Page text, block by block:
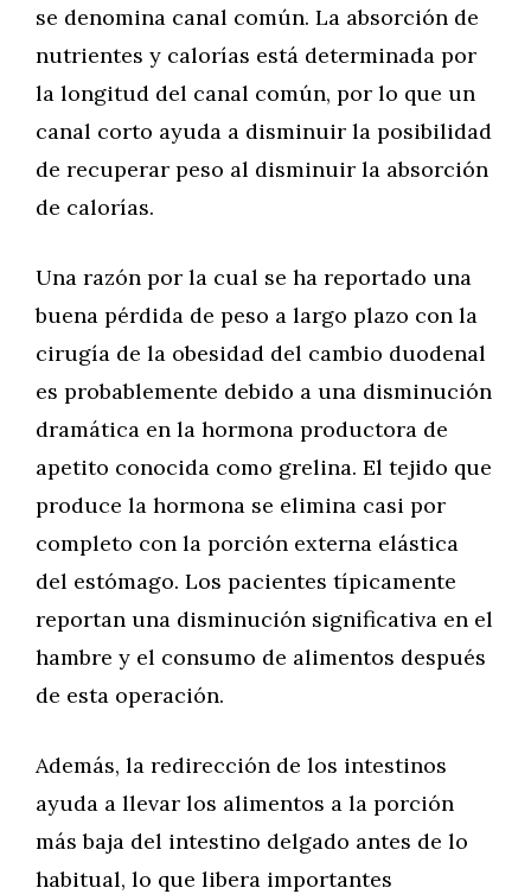
se denomina canal común. La absorción de
nutrientes y calorías está determinada por
la longitud del canal común, por lo que un
canal corto ayuda a disminuir la posibilidad
de recuperar peso al disminuir la absorción
de calorías.
Una razón por la cual se ha reportado una
buena pérdida de peso a largo plazo con la
cirugía de la obesidad del cambio duodenal
es probablemente debido a una disminución
dramática en la hormona productora de
apetito conocida como grelina. El tejido que
produce la hormona se elimina casi por
completo con la porción externa elástica
del estómago. Los pacientes típicamente
reportan una disminución significativa en el
hambre y el consumo de alimentos después
de esta operación.
Además, la redirección de los intestinos
ayuda a llevar los alimentos a la porción
más baja del intestino delgado antes de lo
habitual, lo que libera importantes